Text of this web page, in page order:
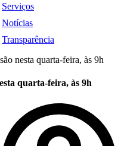
Serviços
Notícias
Transparência
nesta quarta-feira, às 9h
quarta-feira, às 9h